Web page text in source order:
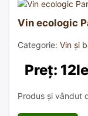
Vin ecologic
Categorie: Vin și
Preț:
Produs și vândut